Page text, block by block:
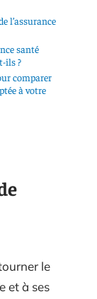
l’assurance
santé
ils ?
comparer
à votre
le
et à ses